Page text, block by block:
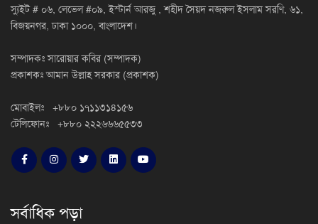
স্যুইট # ০৬, লেভেল #০৯, ইস্টার্ন আরজু , শহীদ সৈয়দ নজরুল ইসলাম সরণি, ৬১,
বিজয়নগর, ঢাকা ১০০০, বাংলাদেশ।
সম্পাদকঃ সারোয়ার কবির (সম্পাদক)
প্রকাশকঃ আমান উল্লাহ সরকার (প্রকাশক)
মোবাইলঃ +৮৮০ ১৭১১৩১৪১৫৬
টেলিফোনঃ +৮৮০ ২২২৬৬৬৫৫৩৩
সর্বাধিক পড়া